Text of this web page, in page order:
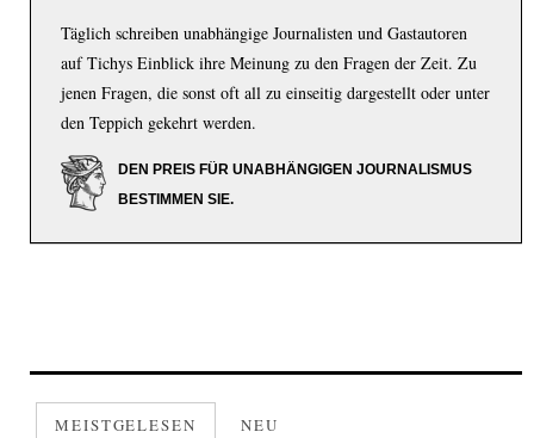
Täglich schreiben unabhängige Journalisten und Gastautoren
auf Tichys Einblick ihre Meinung zu den Fragen der Zeit. Zu
jenen Fragen, die sonst oft all zu einseitig dargestellt oder unter
den Teppich gekehrt werden.
DEN PREIS FÜR UNABHÄNGIGEN JOURNALISMUS
BESTIMMEN SIE.
MEISTGELESEN NEU